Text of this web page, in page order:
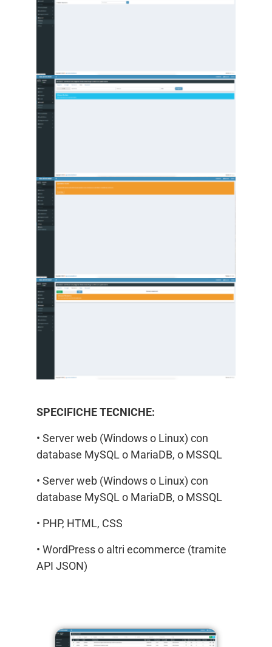
SPECIFICHE TECNICHE:
• Server web (Windows o Linux) con
database MySQL o MariaDB, o MSSQL
• Server web (Windows o Linux) con
database MySQL o MariaDB, o MSSQL
• PHP, HTML, CSS
• WordPress o altri ecommerce (tramite
API JSON)